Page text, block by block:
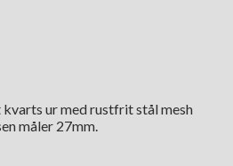
ur med rustfrit stål mesh
måler 27mm.